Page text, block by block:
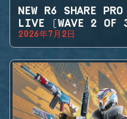
NEW R6 SHARE
LIVE (WAVE 2 OF
2026年7月2日